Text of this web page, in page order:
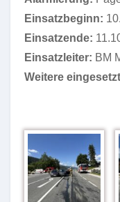
Einsatzbeginn:
Einsatzende:
Einsatzleiter: BM
Weitere